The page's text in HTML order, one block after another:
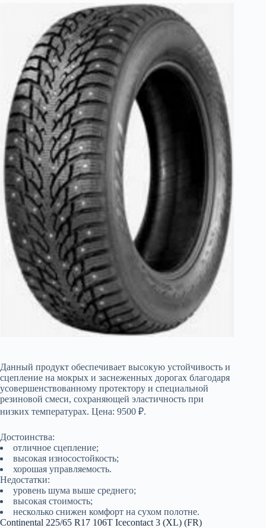
Данный продукт обеспечивает высокую устойчивость и
сцепление на мокрых и заснеженных дорогах благодаря
усовершенствованному протектору и специальной
резиновой смеси, сохраняющей эластичность при
низких температурах. Цена: 9500 ₽.
Достоинства:
отличное сцепление;
высокая износостойкость;
хорошая управляемость.
Недостатки:
уровень шума выше среднего;
высокая стоимость;
несколько снижен комфорт на сухом полотне.
Continental 225/65 R17 106T Icecontact 3 (XL) (FR)